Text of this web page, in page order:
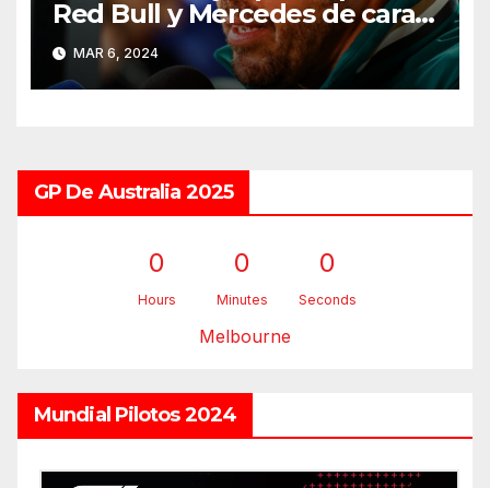
Red Bull y Mercedes de cara a
2025
MAR 6, 2024
GP De Australia 2025
0
Hours
0
Minutes
0
Seconds
Melbourne
Mundial Pilotos 2024